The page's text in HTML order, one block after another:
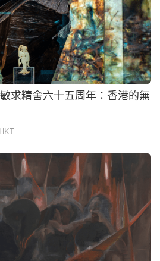
求精舍六十五周年：香港的無